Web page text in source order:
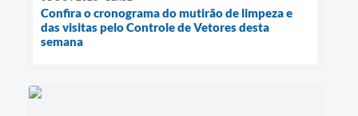
Confira o cronograma do mutirão de limpeza e
das visitas pelo Controle de Vetores desta
semana